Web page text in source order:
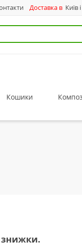
Доставка в Київ
Кошики
знижки.